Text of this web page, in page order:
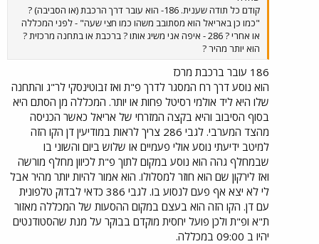
קודם כל תודה שענית. 186- הוא עובר דרך הרכבת (או הסביבה) ?
"כמו כן באריאל הוא מסתובב משהו כמו חצי שעה" - לפני המכללה
או אחרי ? 286 - איפה אני משיג אותו ? ברכבת או בתחנה מרכזית ?
הוא יותר מהיר ?
186 עובר ברכבת מרכז
הוא נוסע דרך רח המסגר לדרך פ"ת ואז זבוטינסקי לר"ג והתחנה
שלו היא ליד אולמי רסיטל פחות או יותר. המכללה מן הסתם היא
בסוף הסיבוב והיא בקצה המזרחי של אריאל כאשר הכניסה
מהצד המערבי. לגבי 286 צריך לראות במודיעין דן הקו הזה
למיטב ידיעתי נוסע אולי פעמיים או שלוש ביום והשוני בו
שבמחלף גהה הוא נוסע במקום לתוך פ"ת לכיוון מחלף מורשה
ואז לירקון שם הוא חוזר למסלולו. הוא אמור להיות יותר מהיר אבל
לי לא יצא אף פעם לנסוע בו. לגבי 386 כדאי לבדוק טלפונית
עם דן. הקו הזה הוא בעצם במקום ההסעות של המכללה מאזור
ת"א ופ"ת ולכן פועל יחסית מוקדם בבוקר על מנת שהסטודנטים
יהיו ב 09:00 במכללה.